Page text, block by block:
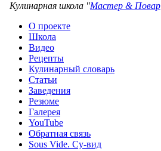
Кулинарная школа "Мастер & Повар
О проекте
Школа
Видео
Рецепты
Кулинарный словарь
Статьи
Заведения
Резюме
Галерея
YouTube
Обратная связь
Sous Vide. Су-вид